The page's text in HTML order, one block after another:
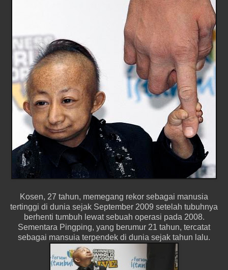
Kosen, 27 tahun, memegang rekor sebagai manusia
tertinggi di dunia sejak September 2009 setelah tubuhnya
berhenti tumbuh lewat sebuah operasi pada 2008.
Sementara Pingping, yang berumur 21 tahun, tercatat
sebagai mansuia terpendek di dunia sejak tahun lalu.